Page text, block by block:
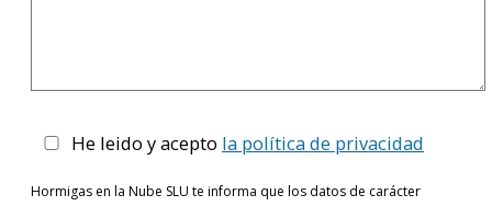
He leido y acepto la política de privacidad
Hormigas en la Nube SLU te informa que los datos de carácter